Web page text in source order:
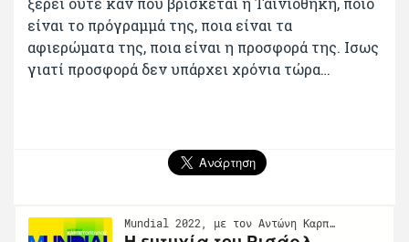
είναι το πρόγραμμά της, ποια είναι τα
αφιερώματα της, ποια είναι η προσφορά της. Ισως
γιατί προσφορά δεν υπάρχει χρόνια τώρα…